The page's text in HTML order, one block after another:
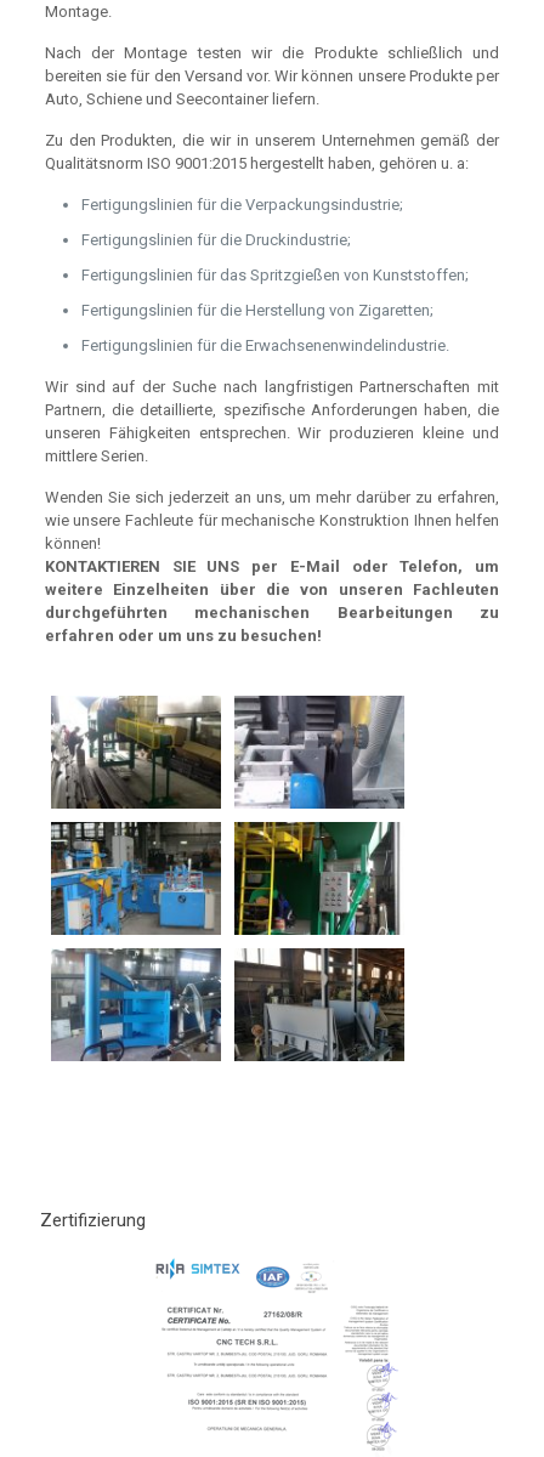
Montage.
Nach der Montage testen wir die Produkte schließlich und
bereiten sie für den Versand vor. Wir können unsere Produkte per
Auto, Schiene und Seecontainer liefern.
Zu den Produkten, die wir in unserem Unternehmen gemäß der
Qualitätsnorm ISO 9001:2015 hergestellt haben, gehören u. a:
Fertigungslinien für die Verpackungsindustrie;
Fertigungslinien für die Druckindustrie;
Fertigungslinien für das Spritzgießen von Kunststoffen;
Fertigungslinien für die Herstellung von Zigaretten;
Fertigungslinien für die Erwachsenenwindelindustrie.
Wir sind auf der Suche nach langfristigen Partnerschaften mit
Partnern, die detaillierte, spezifische Anforderungen haben, die
unseren Fähigkeiten entsprechen. Wir produzieren kleine und
mittlere Serien.
Wenden Sie sich jederzeit an uns, um mehr darüber zu erfahren,
wie unsere Fachleute für mechanische Konstruktion Ihnen helfen
können!
KONTAKTIEREN SIE UNS per E-Mail oder Telefon, um
weitere Einzelheiten über die von unseren Fachleuten
durchgeführten mechanischen Bearbeitungen zu
erfahren oder um uns zu besuchen!
Zertifizierung